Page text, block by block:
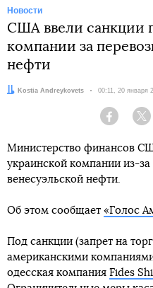
Новости
США ввели санкции
компании за
нефти
Автор:Kostia Andreykovets Дата:
00:11, 20 января
Facebook
Министерство финансов
украинской компании из-за
венесуэльской нефти.
Об этом сообщает «Голос
Под санкции (запрет на
американскими
одесская компания Fides